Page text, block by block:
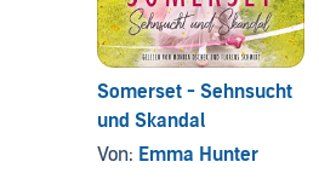
Somerset - Sehnsucht
und Skandal
Von: Emma Hunter